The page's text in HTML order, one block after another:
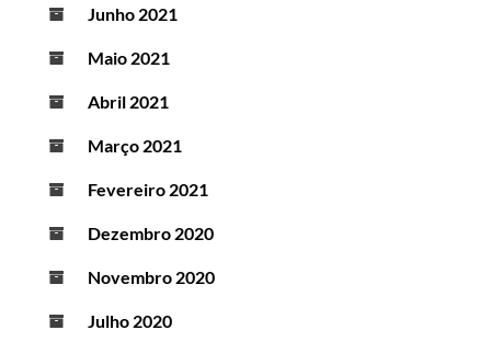
Junho 2021
Maio 2021
Abril 2021
Março 2021
Fevereiro 2021
Dezembro 2020
Novembro 2020
Julho 2020